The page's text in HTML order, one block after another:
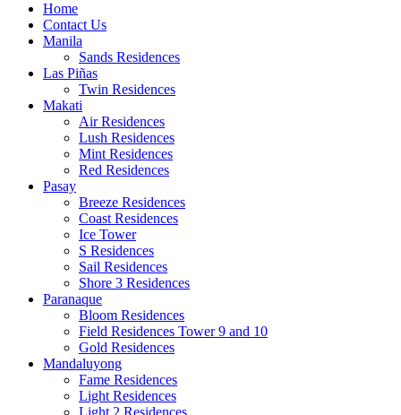
Home
Contact Us
Manila
Sands Residences
Las Piñas
Twin Residences
Makati
Air Residences
Lush Residences
Mint Residences
Red Residences
Pasay
Breeze Residences
Coast Residences
Ice Tower
S Residences
Sail Residences
Shore 3 Residences
Paranaque
Bloom Residences
Field Residences Tower 9 and 10
Gold Residences
Mandaluyong
Fame Residences
Light Residences
Light 2 Residences